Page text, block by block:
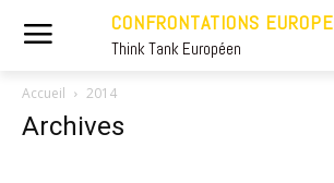
CONFRONTATIONS EUROPE
Think Tank Européen
Accueil 2014
Archives